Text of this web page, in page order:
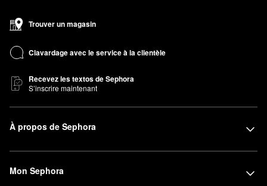
Trouver un magasin
Clavardage avec le service à la clientèle
Recevez les textos de Sephora
S’inscrire maintenant
À propos de Sephora
Mon Sephora